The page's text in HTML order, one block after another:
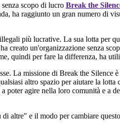
scopo di lucro Break the
ha raggiunto un gran numero di
più lucrative. La sua lotta per
creato un'organizzazione senza
quindi per fare la differenza, ha
La missione di Break the Silence
altro spazio per aiutare la
poter agire nella loro comunità e a
e il modo per cambiare